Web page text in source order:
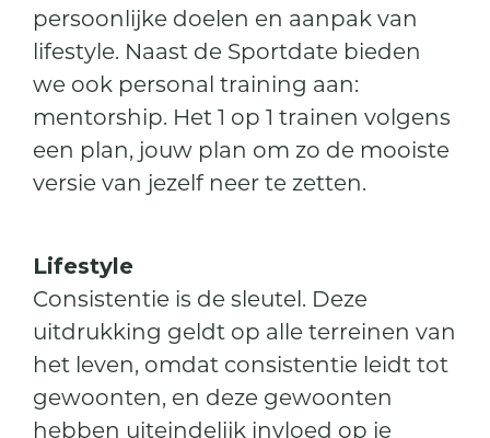
persoonlijke doelen en aanpak van
lifestyle. Naast de Sportdate bieden
we ook personal training aan:
mentorship. Het 1 op 1 trainen volgens
een plan, jouw plan om zo de mooiste
versie van jezelf neer te zetten.
Lifestyle
Consistentie is de sleutel. Deze
uitdrukking geldt op alle terreinen van
het leven, omdat consistentie leidt tot
gewoonten, en deze gewoonten
hebben uiteindelijk invloed op je